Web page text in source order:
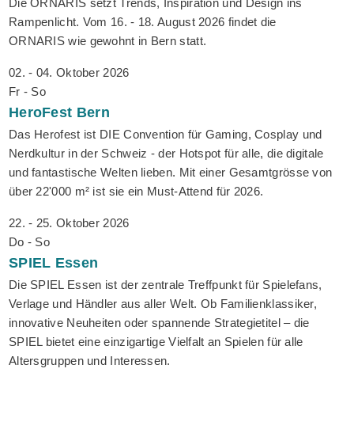
Die ORNARIS setzt Trends, Inspiration und Design ins
Rampenlicht. Vom 16. - 18. August 2026 findet die
ORNARIS wie gewohnt in Bern statt.
02. - 04. Oktober 2026
Fr - So
HeroFest Bern
Das Herofest ist DIE Convention für Gaming, Cosplay und
Nerdkultur in der Schweiz - der Hotspot für alle, die digitale
und fantastische Welten lieben. Mit einer Gesamtgrösse von
über 22'000 m² ist sie ein Must-Attend für 2026.
22. - 25. Oktober 2026
Do - So
SPIEL Essen
Die SPIEL Essen ist der zentrale Treffpunkt für Spielefans,
Verlage und Händler aus aller Welt. Ob Familienklassiker,
innovative Neuheiten oder spannende Strategietitel – die
SPIEL bietet eine einzigartige Vielfalt an Spielen für alle
Altersgruppen und Interessen.